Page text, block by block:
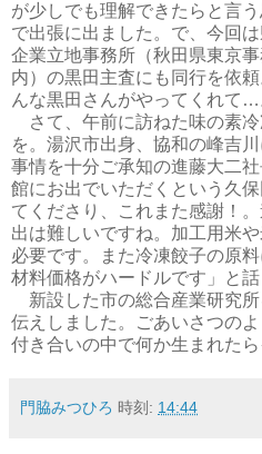
が少しでも理解できたらと言
で出張に出ました。で、今回
企業立地事務所（秋田県東京
内）の黒田主査にも同行を依
んな黒田さんがやってくれて…
さて、午前に訪ねた味の素
を。湯沢市出身、協和の峰吉
事情を十分ご承知の進藤大二
館にお出でいただくという久
てくださり、これまた感謝！
出は難しいですね。加工用米
必要です。また冷凍餃子の原
材料価格がハードルです」と話
新設した市の総合産業研究
伝えしました。ごあいさつの
付き合いの中で何か生まれたら
門脇みつひろ 時刻: 14:44